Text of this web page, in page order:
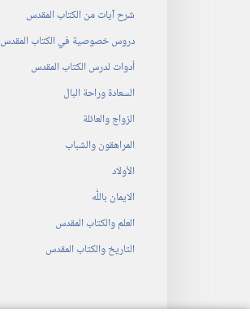
شرح آيات من الكتاب المقدس
دروس خصوصية في الكتاب المقدس
أدوات لدرس الكتاب المقدس
السعادة وراحة البال
الزواج والعائلة
المراهقون والشباب
الأولاد
الايمان باللّٰه
العلم والكتاب المقدس
التاريخ والكتاب المقدس